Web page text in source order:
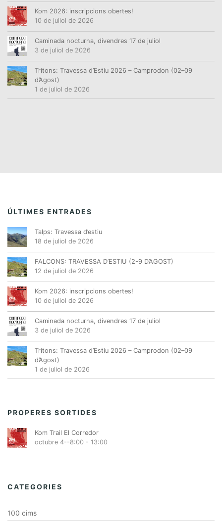
Kom 2026: inscripcions obertes!
10 de juliol de 2026
Caminada nocturna, divendres 17 de juliol
3 de juliol de 2026
Tritons: Travessa d’Estiu 2026 – Camprodon (02–09
d’Agost)
1 de juliol de 2026
ÚLTIMES ENTRADES
Talps: Travessa d’estiu
18 de juliol de 2026
FALCONS: TRAVESSA D’ESTIU (2-9 D’AGOST)
12 de juliol de 2026
Kom 2026: inscripcions obertes!
10 de juliol de 2026
Caminada nocturna, divendres 17 de juliol
3 de juliol de 2026
Tritons: Travessa d’Estiu 2026 – Camprodon (02–09
d’Agost)
1 de juliol de 2026
PROPERES SORTIDES
Kom Trail El Corredor
octubre 4--8:00 - 13:00
CATEGORIES
100 cims